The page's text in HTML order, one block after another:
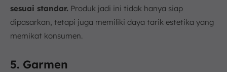
sesuai standar. Produk jadi ini tidak hanya siap
dipasarkan, tetapi juga memiliki daya tarik estetika yang
memikat konsumen.
5. Garmen